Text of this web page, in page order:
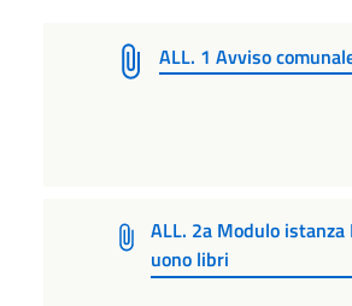
ALL. 1 Avviso
ALL. 2a Modulo istanza
uono libri